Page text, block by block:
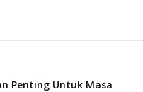
Penting Untuk Masa